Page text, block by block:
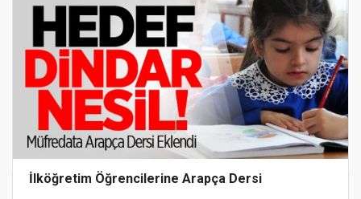
İlköğretim Öğrencilerine Arapça Dersi